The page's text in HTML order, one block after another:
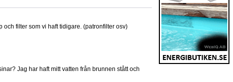
och filter som vi haft tidigare. (patronfilter osv)
Jag har haft mitt vatten från brunnen stått och